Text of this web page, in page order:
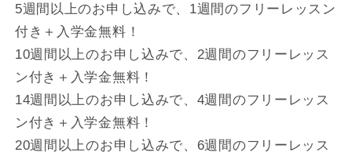
5週間以上のお申し込みで、1週間のフリーレッスン
付き＋入学金無料！
10週間以上のお申し込みで、2週間のフリーレッス
ン付き＋入学金無料！
14週間以上のお申し込みで、4週間のフリーレッス
ン付き＋入学金無料！
20週間以上のお申し込みで、6週間のフリーレッス